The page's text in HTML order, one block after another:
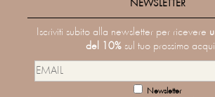
NEWSLETTER
Iscriviti subito alla newsletter per ricevere
del 10% sul tuo prossimo
Newsletter